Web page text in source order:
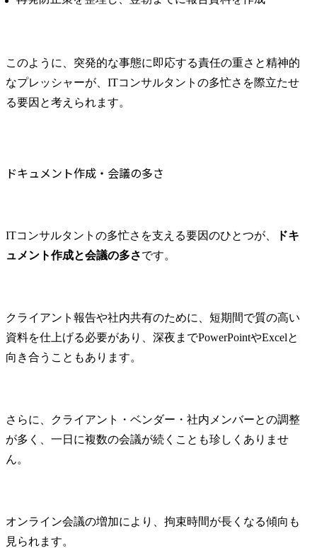
このように、突発的な事態に即応する責任の重さと精神的
なプレッシャーが、ITコンサルタントの多忙さを際立たせ
る要因と考えられます。
ドキュメント作成・会議の多さ
ITコンサルタントの多忙さを支える要因のひとつが、
ドキ
ュメント作成と会議の多さです。
クライアント報告や社内共有のために、短期間で質の高い
資料を仕上げる必要があり、深夜までPowerPointやExcelと
向き合うこともあります。
さらに、クライアント・ベンダー・社内メンバーとの調整
が多く、一日に複数の会議が続くことも珍しくありませ
ん。
オンライン会議の増加により、拘束時間が長くなる傾向も
見られます。